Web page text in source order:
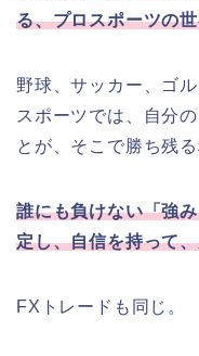
る、プロスポーツの
野球、サッカー、ゴ
スポーツでは、自分
とが、そこで勝ち残る
誰にも負けない「強
定し、自信を持って
FXトレードも同じ。